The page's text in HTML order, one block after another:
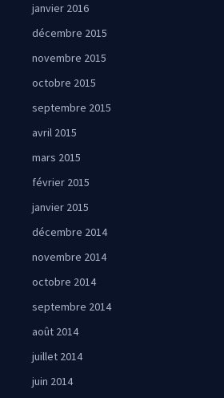
janvier 2016
décembre 2015
novembre 2015
octobre 2015
septembre 2015
avril 2015
mars 2015
février 2015
janvier 2015
décembre 2014
novembre 2014
octobre 2014
septembre 2014
août 2014
juillet 2014
juin 2014